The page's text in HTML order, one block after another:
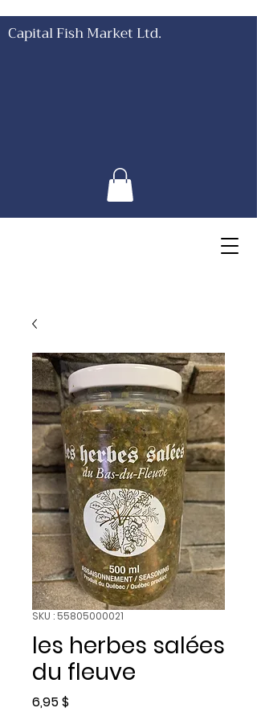
Capital Fish Market Ltd.
SKU : 55805000021
les herbes salées
du fleuve
6,95 $